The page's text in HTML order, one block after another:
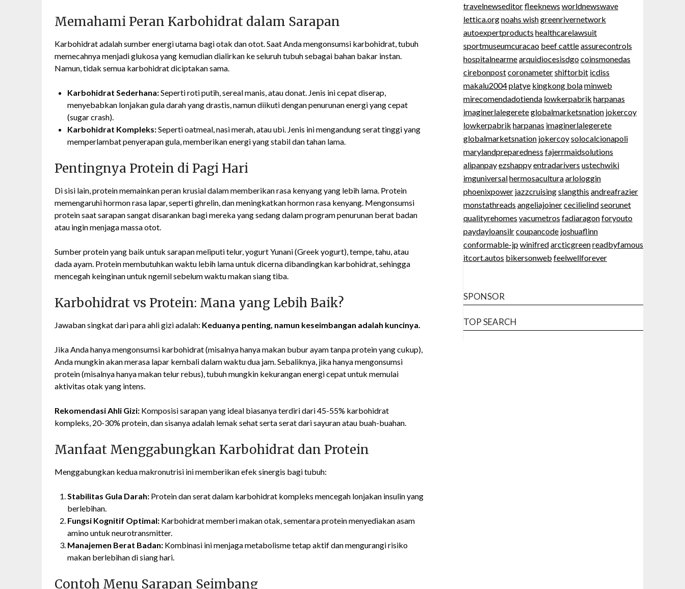
Memahami Peran Karbohidrat dalam Sarapan
Karbohidrat adalah sumber energi utama bagi otak dan otot. Saat Anda mengonsumsi karbohidrat, tubuh
memecahnya menjadi glukosa yang kemudian dialirkan ke seluruh tubuh sebagai bahan bakar instan.
Namun, tidak semua karbohidrat diciptakan sama.
Karbohidrat Sederhana:Seperti roti putih, sereal manis, atau donat. Jenis ini cepat diserap,
menyebabkan lonjakan gula darah yang drastis, namun diikuti dengan penurunan energi yang cepat
(sugar crash).
Karbohidrat Kompleks:Seperti oatmeal, nasi merah, atau ubi. Jenis ini mengandung serat tinggi yang
memperlambat penyerapan gula, memberikan energi yang stabil dan tahan lama.
Pentingnya Protein di Pagi Hari
Di sisi lain, protein memainkan peran krusial dalam memberikan rasa kenyang yang lebih lama. Protein
memengaruhi hormon rasa lapar, seperti ghrelin, dan meningkatkan hormon rasa kenyang. Mengonsumsi
protein saat sarapan sangat disarankan bagi mereka yang sedang dalam program penurunan berat badan
atau ingin menjaga massa otot.
Sumber protein yang baik untuk sarapan meliputi telur, yogurt Yunani (Greek yogurt), tempe, tahu, atau
dada ayam. Protein membutuhkan waktu lebih lama untuk dicerna dibandingkan karbohidrat, sehingga
mencegah keinginan untuk ngemil sebelum waktu makan siang tiba.
Karbohidrat vs Protein: Mana yang Lebih Baik?
Jawaban singkat dari para ahli gizi adalah: Keduanya penting, namun keseimbangan adalah kuncinya.
Jika Anda hanya mengonsumsi karbohidrat (misalnya hanya makan bubur ayam tanpa protein yang cukup),
Anda mungkin akan merasa lapar kembali dalam waktu dua jam. Sebaliknya, jika hanya mengonsumsi
protein (misalnya hanya makan telur rebus), tubuh mungkin kekurangan energi cepat untuk memulai
aktivitas otak yang intens.
Rekomendasi Ahli Gizi: Komposisi sarapan yang ideal biasanya terdiri dari 45-55% karbohidrat
kompleks, 20-30% protein, dan sisanya adalah lemak sehat serta serat dari sayuran atau buah-buahan.
Manfaat Menggabungkan Karbohidrat dan Protein
Menggabungkan kedua makronutrisi ini memberikan efek sinergis bagi tubuh:
Stabilitas Gula Darah: Protein dan serat dalam karbohidrat kompleks mencegah lonjakan insulin yang
berlebihan.
Fungsi Kognitif Optimal: Karbohidrat memberi makan otak, sementara protein menyediakan asam
amino untuk neurotransmitter.
Manajemen Berat Badan: Kombinasi ini menjaga metabolisme tetap aktif dan mengurangi risiko
makan berlebihan di siang hari.
Contoh Menu Sarapan Seimbang
travelnewseditorfleeknews worldnewswave
lettica.orgnoahs wishgreenrivernetwork
autoexpertproducts healthcarelawsuit
sportmuseumcuracao beef cattleassurecontrols
hospitalnearmearquidiocesisdgocoinsmonedas
cirebonpostcoronametershiftorbit icdiss
makalu2004platye kingkong bolaminweb
mirecomendadotienda lowkerpabrik harpanas
imaginerlalegereteglobalmarketsnation jokercoy
lowkerpabrik harpanas imaginerlalegerete
globalmarketsnation jokercoysolocalcionapoli
marylandpreparedness fajerrmaidsolutions
alipanpayezshappyentradarivers ustechwiki
imguniversalhermosaculturaarlologgin
phoenixpower jazzcruisingslangthis andreafrazier
monstathreads angeliajoinercecilielindseorunet
qualityrehomes vacumetros fadiaragonforyouto
paydayloansilrcoupancode joshuaflinn
conformable-jpwinifredarcticgreenreadbyfamous
itcort.autos bikersonweb feelwellforever
SPONSOR
TOP SEARCH